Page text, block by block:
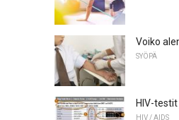
Voiko
SYÖPÄ
HIV-
HIV / AIDS